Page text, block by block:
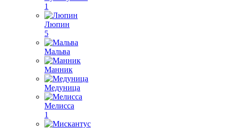
1
Люпин
5
Мальва
Манник
Медуница
Мелисса
1